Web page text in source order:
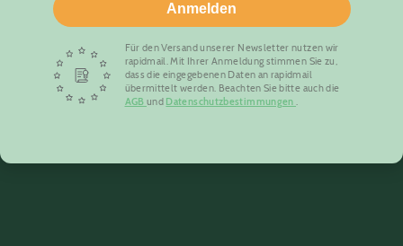
Anmelden
Für den Versand unserer Newsletter nutzen wir
rapidmail. Mit Ihrer Anmeldung stimmen Sie zu,
dass die eingegebenen Daten an rapidmail
übermittelt werden. Beachten Sie bitte auch die
AGB und Datenschutzbestimmungen.